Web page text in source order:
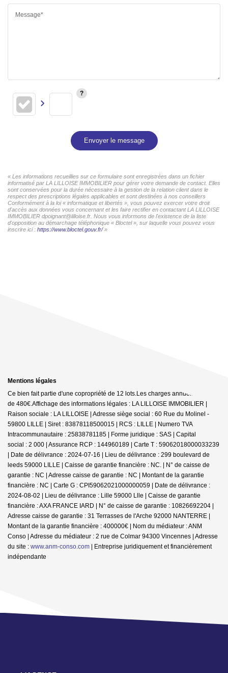
Message*
Envoyer le message
« Les informations recueillies sur ce formulaire sont enregistrées dans un fichier
informatisé par LA LILLOISE IMMOBILIER pour gérer votre demande de contact. Elles
sont conservées pour la durée nécessaire à la gestion de la relation client dans le
respect des prescriptions légales applicables et sont destinées à nos conseillers
Conformément à la loi « informatique et libertés », vous pouvez exercer votre droit
d'accès aux données vous concernant et les faire rectifier en contactant LA LILLOISE
IMMOBILIER dpoignant@lilloise.fr. Nous vous informons de l'existence de la liste
d'opposition au démarchage téléphonique « Bloctel », sur laquelle vous pouvez vous
inscrire ici : https://www.bloctel.gouv.fr/»
Mentions légales
Ce bien fait partie d'une copropriété de 12 lots.Les charges annuelles sont
de 480€. Affichage des informations légales : LA LILLOISE IMMOBILIER |
Raison sociale : LA LILLOISE | Adresse siège social : 60 Rue du Molinel -
59800 LILLE | Siret : 83878118500015 | RCS : LILLE | Numero TVA
Intracommunautaire : 25838781185 | Forme juridique : SAS | Capital
social : 2 000 | Assurance RCP : 144960189 | Carte T : 59062018000033239
| Date de délivrance : 2024-07-16 | Lieu de délivrance : 299 boulevard de
leeds 59000 LILLE | Caisse de garantie financière : NC. | N° de caisse de
garantie : NC | Adresse caisse de garantie : NC | Montant de la garantie
financière : NC | Carte G : CPI59062021000000059 | Date de délivrance :
2024-08-02 | Lieu de délivrance : Lille 59000 Llle | Caisse de garantie
financière : AXA FRANCE IARD | N° de caisse de garantie : 10826692204 |
Adresse caisse de garantie : 31 Terrasses de l'Arche 92000 NANTERRE |
Montant de la garantie financière : 400000€ | Nom du médiateur : ANM
Conso | Adresse du médiateur : 2 rue de Colmar 94300 Vincennes | Adresse
du site : www.anm-conso.com | Entreprise juridiquement et financièrement
indépendante